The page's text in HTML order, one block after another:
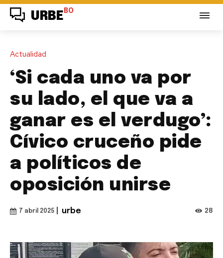
URBE BO
Actualidad
‘Si cada uno va por
su lado, el que va a
ganar es el verdugo’:
Cívico cruceño pide
a políticos de
oposición unirse
7 abril 2025 urbe 28